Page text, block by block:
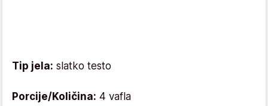
Tip jela: slatko testo
Porcije/Količina: 4 vafla